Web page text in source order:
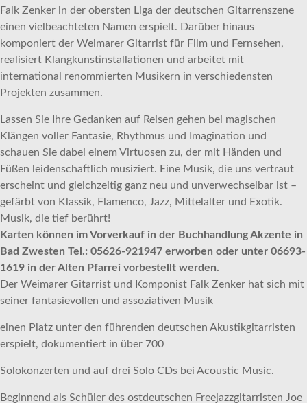
Falk Zenker in der obersten Liga der deutschen Gitarrenszene
einen vielbeachteten Namen erspielt. Darüber hinaus
komponiert der Weimarer Gitarrist für Film und Fernsehen,
realisiert Klangkunstinstallationen und arbeitet mit
international renommierten Musikern in verschiedensten
Projekten zusammen.
Lassen Sie Ihre Gedanken auf Reisen gehen bei magischen
Klängen voller Fantasie, Rhythmus und Imagination und
schauen Sie dabei einem Virtuosen zu, der mit Händen und
Füßen leidenschaftlich musiziert. Eine Musik, die uns vertraut
erscheint und gleichzeitig ganz neu und unverwechselbar ist –
gefärbt von Klassik, Flamenco, Jazz, Mittelalter und Exotik.
Musik, die tief berührt!
Karten können im Vorverkauf in der Buchhandlung Akzente in
Bad Zwesten Tel.: 05626-921947 erworben oder unter 06693-
1619 in der Alten Pfarrei vorbestellt werden.
Der Weimarer Gitarrist und Komponist Falk Zenker hat sich mit
seiner fantasievollen und assoziativen Musik
einen Platz unter den führenden deutschen Akustikgitarristen
erspielt, dokumentiert in über 700
Solokonzerten und auf drei Solo CDs bei Acoustic Music.
Beginnend als Schüler des ostdeutschen Freejazzgitarristen Joe